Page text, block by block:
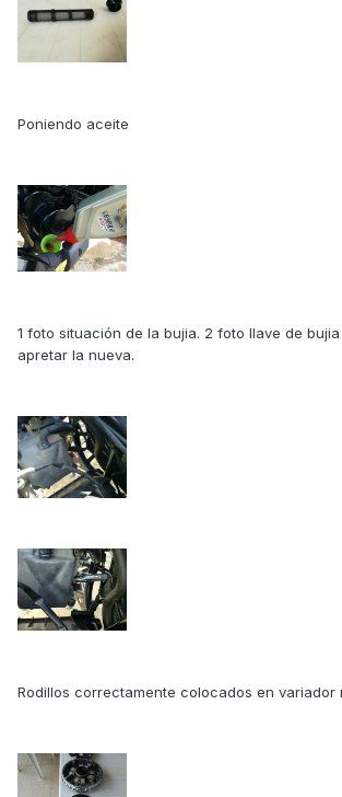
Poniendo aceite
1 foto situación de la bujia. 2 foto llave de
apretar la nueva.
Rodillos correctamente colocados en variador